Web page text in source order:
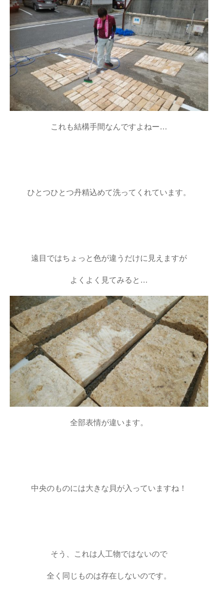
これも結構手間なんですよねー…
ひとつひとつ丹精込めて洗ってくれています。
遠目ではちょっと色が違うだけに見えますが
よくよく見てみると…
全部表情が違います。
中央のものには大きな貝が入っていますね！
そう、これは人工物ではないので
全く同じものは存在しないのです。